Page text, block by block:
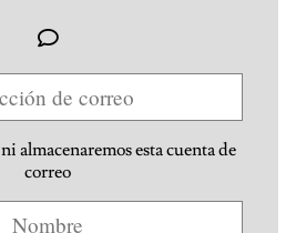
almacenaremos esta cuenta de
correo